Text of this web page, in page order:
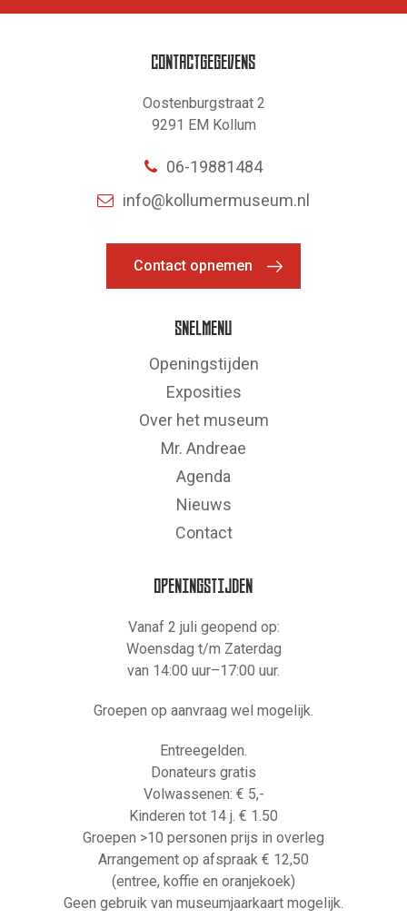
CONTACTGEGEVENS
Oostenburgstraat 2
9291 EM Kollum
06-19881484
info@kollumermuseum.nl
Contact opnemen
SNELMENU
Openingstijden
Exposities
Over het museum
Mr. Andreae
Agenda
Nieuws
Contact
OPENINGSTIJDEN
Vanaf 2 juli geopend op:
Woensdag t/m Zaterdag
van 14:00 uur–17:00 uur.
Groepen op aanvraag wel mogelijk.
Entreegelden.
Donateurs gratis
Volwassenen: € 5,-
Kinderen tot 14 j. € 1.50
Groepen >10 personen prijs in overleg
Arrangement op afspraak € 12,50
(entree, koffie en oranjekoek)
Geen gebruik van museumjaarkaart mogelijk.